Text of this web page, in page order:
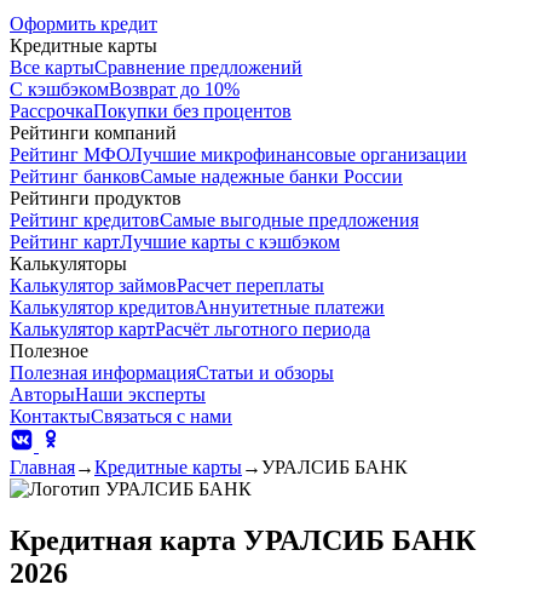
Оформить кредит
Кредитные карты
Все картыСравнение предложений
С кэшбэкомВозврат до 10%
РассрочкаПокупки без процентов
Рейтинги компаний
Рейтинг МФОЛучшие микрофинансовые организации
Рейтинг банковСамые надежные банки России
Рейтинги продуктов
Рейтинг кредитовСамые выгодные предложения
Рейтинг картЛучшие карты с кэшбэком
Калькуляторы
Калькулятор займовРасчет переплаты
Калькулятор кредитовАннуитетные платежи
Калькулятор картРасчёт льготного периода
Полезное
Полезная информацияСтатьи и обзоры
АвторыНаши эксперты
КонтактыСвязаться с нами
Главная→Кредитные карты→УРАЛСИБ БАНК
Кредитная карта УРАЛСИБ БАНК
2026